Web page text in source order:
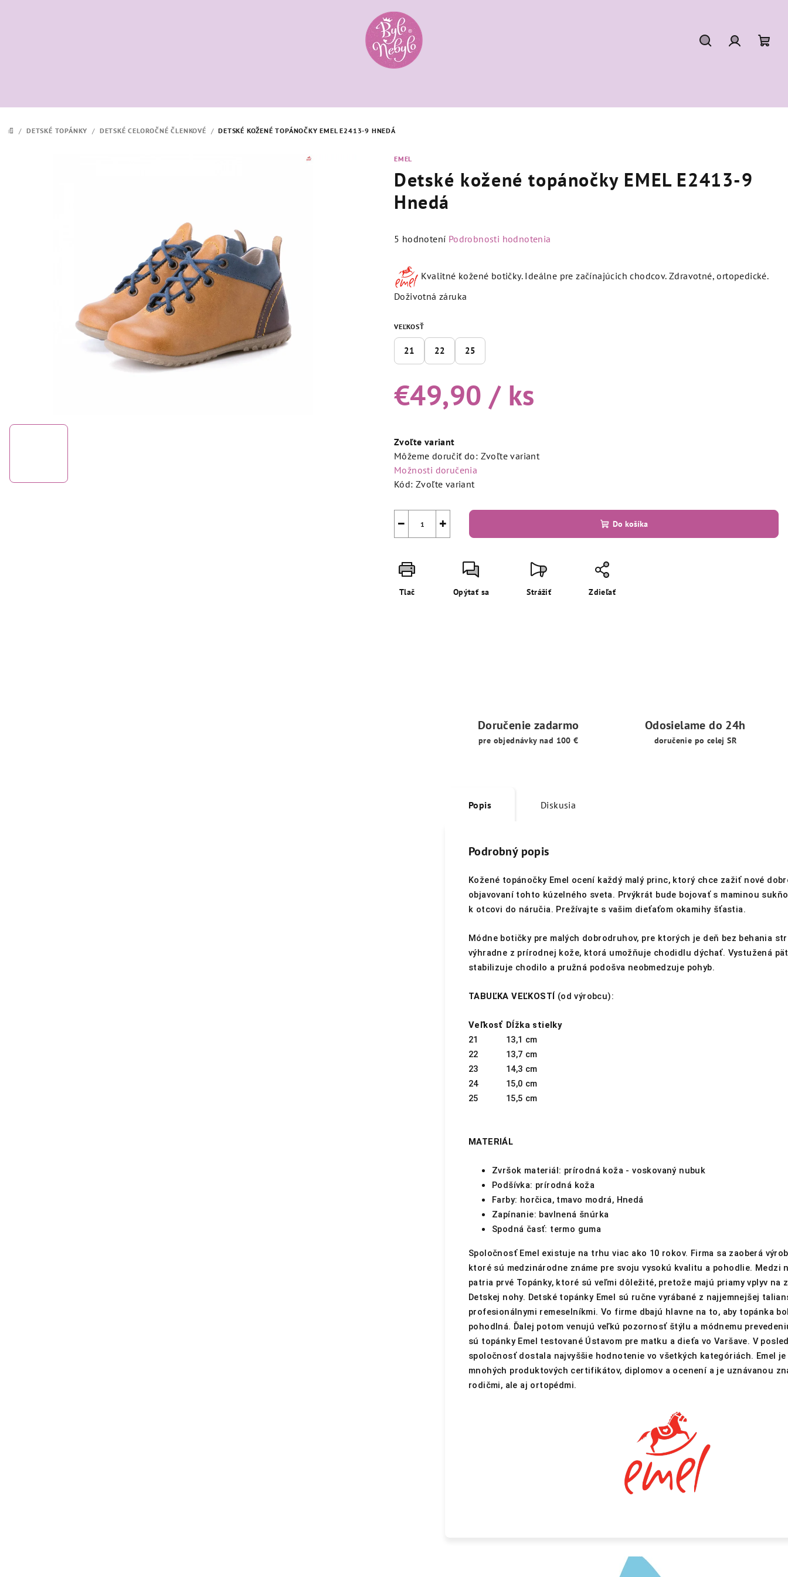
DOMOV
/ DETSKÉ TOPÁNKY / DETSKÉ CELOROČNÉ ČLENKOVÉ / DETSKÉ KOŽENÉ TOPÁNOČKY EMEL E2413-9 HNEDÁ
EMEL
Detské kožené topánočky EMEL E2413-9
Hnedá
Priemerné
produktu
je
5,0
5
hviezdičiek.
5 hodnotení Podrobnosti hodnotenia
Kvalitné kožené botičky. Ideálne pre začínajúcich chodcov. Zdravotné, ortopedické.
Doživotná záruka
VEĽKOSŤ
21 22 25
€49,90 / ks
cena:
Zvoľte variant
Môžeme doručiť do: Zvoľte variant
Možnosti doručenia
Kód: Zvoľte variant
+
− Do košíka
Tlač Opýtať sa Strážiť Zdieľať
Doručenie zadarmo
pre objednávky nad 100 €
Odosielame do 24h
doručenie po celej SR
Popis Diskusia
Podrobný popis
Kožené topánočky Emel ocení každý malý princ, ktorý chce zažiť nové
objavovaní tohto kúzelného sveta. Prvýkrát bude bojovať s maminou
k otcovi do náručia. Prežívajte s vašim dieťaťom okamihy šťastia.
Módne botičky pre malých dobrodruhov, pre ktorých je deň bez behania
výhradne z prírodnej kože, ktorá umožňuje chodidlu dýchať. Vystužená
stabilizuje chodilo a pružná podošva neobmedzuje pohyb.
TABUĽKA VEĽKOSTÍ (od výrobcu):
Veľkosť Dĺžka stielky
21
13,1 cm
22
13,7 cm
23
14,3 cm
24
15,0 cm
25
15,5 cm
MATERIÁL
Zvršok materiál: prírodná koža - voskovaný nubuk
Podšívka: prírodná koža
Farby: horčica, tmavo modrá, Hnedá
Zapínanie: bavlnená šnúrka
Spodná časť: termo guma
Spoločnosť Emel existuje na trhu viac ako 10 rokov. Firma sa zaoberá
ktoré sú medzinárodne známe pre svoju vysokú kvalitu a pohodlie. Medzi
patria prvé Topánky, ktoré sú veľmi dôležité, pretože majú priamy vplyv na
Detskej nohy. Detské topánky Emel sú ručne vyrábané z najjemnejšej
profesionálnymi remeselníkmi. Vo firme dbajú hlavne na to, aby topánka
pohodlná. Ďalej potom venujú veľkú pozornosť štýlu a módnemu
sú topánky Emel testované Ústavom pre matku a dieťa vo Varšave. V
spoločnosť dostala najvyššie hodnotenie vo všetkých kategóriách. Emel
mnohých produktových certifikátov, diplomov a ocenení a je uznávanou
rodičmi, ale aj ortopédmi.